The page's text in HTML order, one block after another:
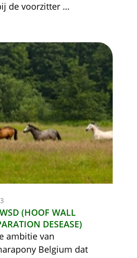
de voorzitter …
(HOOF WALL
DESEASE)
ambitie van
Belgium dat